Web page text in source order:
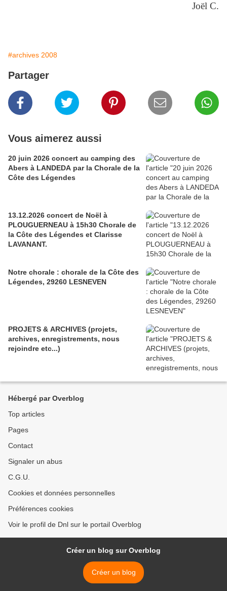
Joël C.
#archives 2008
Partager
Vous aimerez aussi
20 juin 2026 concert au camping des
Abers à LANDEDA par la Chorale de la
Côte des Légendes
13.12.2026 concert de Noël à
PLOUGUERNEAU à 15h30 Chorale de
la Côte des Légendes et Clarisse
LAVANANT.
Notre chorale : chorale de la Côte des
Légendes, 29260 LESNEVEN
PROJETS & ARCHIVES (projets,
archives, enregistrements, nous
rejoindre etc...)
Hébergé par Overblog
Top articles
Pages
Contact
Signaler un abus
C.G.U.
Cookies et données personnelles
Préférences cookies
Voir le profil de Dnl sur le portail Overblog
Créer un blog sur Overblog
Créer un blog